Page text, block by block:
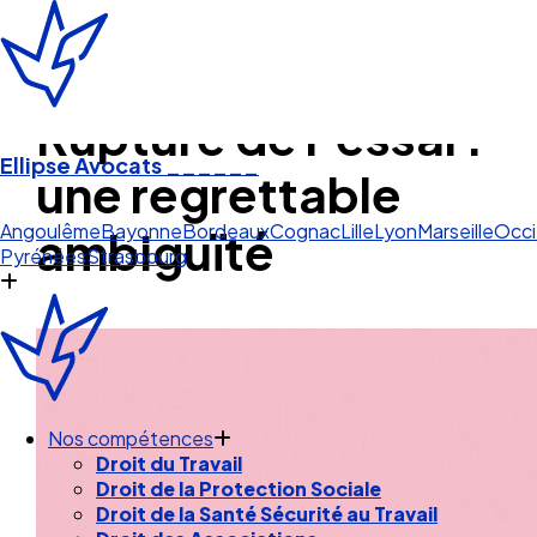
Ellipse Avocats______
Bayonne
AngoulêmeBayonneBordeauxCognac
Pyrénées
Strasbourg
Nos compétences
Droit du Travail
Droit de la Protection Sociale
Rupture de l’essai :
une regrettable
ambiguïté